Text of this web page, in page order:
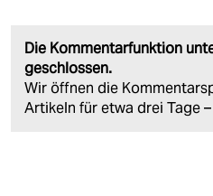
Die Kommentarfunktion
geschlossen.
Wir öffnen die
Artikeln für etwa drei Tage –